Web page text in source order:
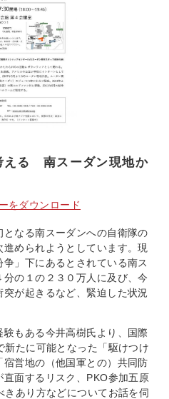
える 南スーダン現地か
をダウンロード
なる南スーダンへの自衛隊の
められようとしています。現
」下にあるとされている南ス
の１の２３０万人に及び、今
が起きるなど、緊迫した状況
もある今井高樹氏より、国際
たに可能となった「駆けつけ
営地の（他国軍との）共同防
面するリスク、PKO参加五原
きあり方などについてお話を伺